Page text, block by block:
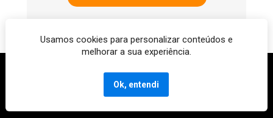
Todos direitos reservados
Katla Expedições ®
Usamos cookies para personalizar conteúdos e
melhorar a sua experiência.
Ok, entendi